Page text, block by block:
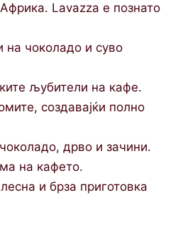
Lavazza е познато
на чоколадо и суво
љубители на кафе.
создавајќи полно
дрво и зачини.
на кафето.
и брза приготовка